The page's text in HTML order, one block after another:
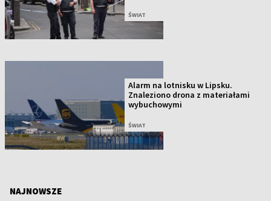
ŚWIAT
Alarm na lotnisku w Lipsku.
Znaleziono drona z materiałami
wybuchowymi
ŚWIAT
NAJNOWSZE